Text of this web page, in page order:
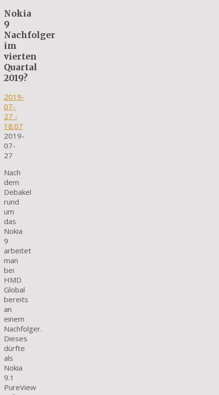
Nokia
9
Nachfolger
im
vierten
Quartal
2019?
2019-
07-
27 -
18:07
2019-
07-
27
Nach
dem
Debakel
rund
um
das
Nokia
9
arbeitet
man
bei
HMD
Global
bereits
an
einem
Nachfolger.
Dieses
dürfte
als
Nokia
9.1
PureView